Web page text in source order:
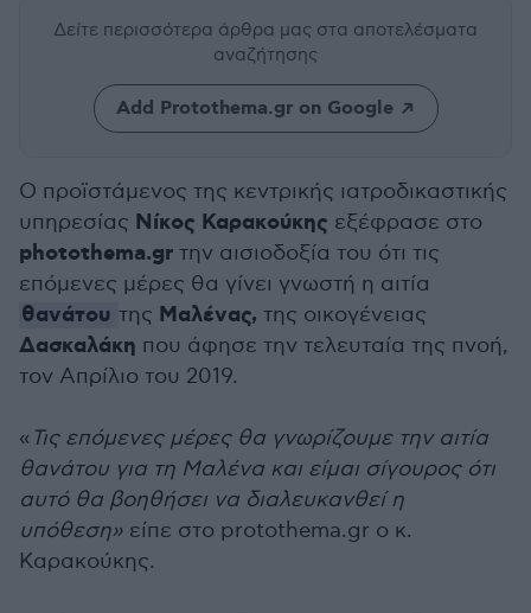
Δείτε περισσότερα άρθρα μας στα αποτελέσματα
αναζήτησης
Add Protothema.gr on Google
Ο προϊστάμενος της κεντρικής ιατροδικαστικής
υπηρεσίας Νίκος Καρακούκης εξέφρασε στο
photothema.gr την αισιοδοξία του ότι τις
επόμενες μέρες θα γίνει γνωστή η αιτία
θανάτου της Μαλένας, της οικογένειας
Δασκαλάκη που άφησε την τελευταία της πνοή,
τον Απρίλιο του 2019.
« Τις επόμενες μέρες θα γνωρίζουμε την αιτία
θανάτου για τη Μαλένα και είμαι σίγουρος ότι
αυτό θα βοηθήσει να διαλευκανθεί η
υπόθεση» είπε στο protothema.gr ο κ.
Καρακούκης.